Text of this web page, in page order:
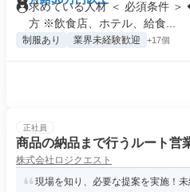
求めている人材 ＜ 必須条件
方 ※飲食店、ホテル、給食...
制服あり 業界未経験歓迎 +17個
正社員
商品の納品まで行うルート営
株式会社ロジクエスト
現場を知り、必要な提案を実施！